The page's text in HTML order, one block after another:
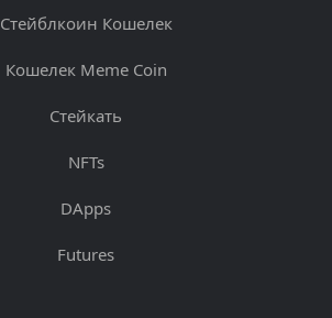
Стейблкоин Кошелек
Кошелек Meme Coin
Стейкать
NFTs
DApps
Futures